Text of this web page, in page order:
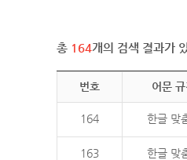
총 164개의 검색 결과가
번호 어문 규
164 한글 맞
163 한글 맞